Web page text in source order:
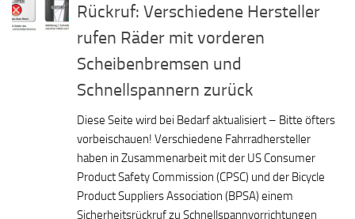
Rückruf: Verschiedene Hersteller
rufen Räder mit vorderen
Scheibenbremsen und
Schnellspannern zurück
Diese Seite wird bei Bedarf aktualisiert – Bitte öfters
vorbeischauen! Verschiedene Fahrradhersteller
haben in Zusammenarbeit mit der US Consumer
Product Safety Commission (CPSC) und der Bicycle
Product Suppliers Association (BPSA) einem
Sicherheitsrückruf zu Schnellspannvorrichtungen